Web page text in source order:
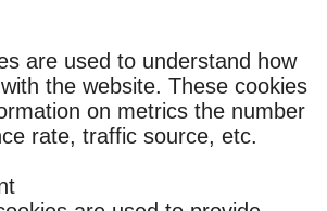
are used to understand how
the website. These cookies
on metrics the number
rate, traffic source, etc.